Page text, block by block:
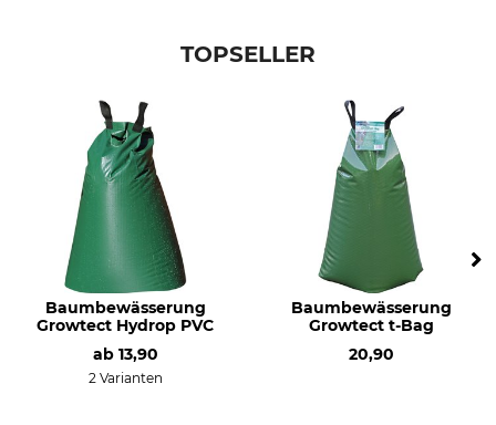
TOPSELLER
Baumbewässerung
Growtect Hydrop PVC
ab 13,90
2 Varianten
Baumbewässerung
Growtect t-Bag
20,90